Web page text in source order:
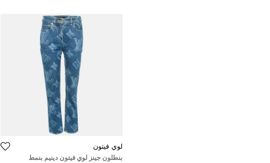
لوي فيتون
بنطلون جينز لوي فيتون دينيم بنمط